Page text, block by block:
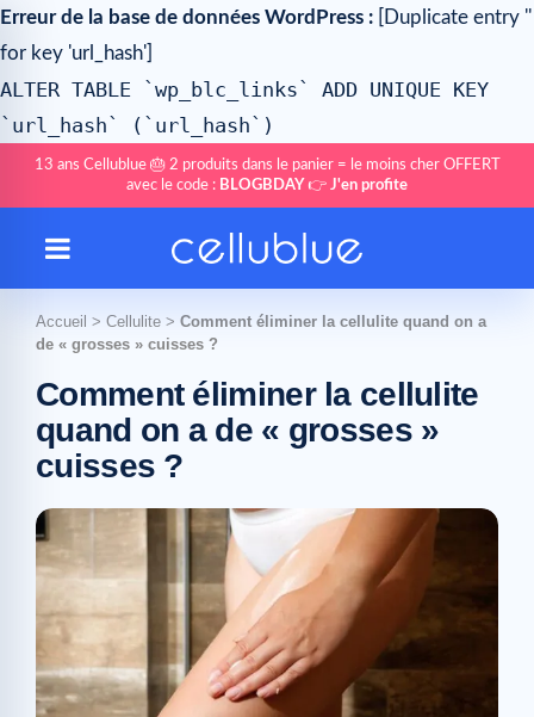
Erreur de la base de données WordPress : [Duplicate entry ''
for key 'url_hash']
ALTER TABLE `wp_blc_links` ADD UNIQUE KEY
`url_hash` (`url_hash`)
13 ans Cellublue 🎂 2 produits dans le panier = le moins cher OFFERT
avec le code : BLOGBDAY 👉 J'en profite
Accueil > Cellulite > Comment éliminer la cellulite quand on a
de « grosses » cuisses ?
Comment éliminer la cellulite
quand on a de « grosses »
cuisses ?